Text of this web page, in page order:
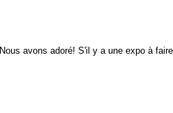
Nous avons adoré! S'il y a une expo à